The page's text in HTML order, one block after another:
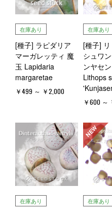
在庫あり
[種子] ラピダリア
マーガレッティ 魔
玉 Lapidaria
margaretae
￥499 ～ ￥2,000
在庫あり
[種子]
シュワ
ンヤセ
Lithops
￥600 ～
在庫あり
NEW
在庫あり